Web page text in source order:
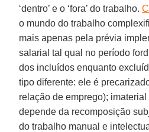
‘dentro’ e o ‘fora’ do trabalho.
o mundo do trabalho
mais apenas pela prévia
salarial tal qual no período
dos incluídos enquanto
tipo diferente: ele é
relação de emprego);
depende da recomposição
do trabalho manual e